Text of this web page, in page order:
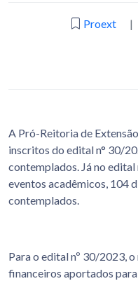
Proext |
A Pró-Reitoria de
inscritos do edital n° 30/
contemplados. Já no
eventos acadêmicos, 104
contemplados.
Para o edital nº 30/2023,
financeiros aportados